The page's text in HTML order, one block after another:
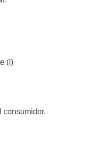
(I)
consumidor.